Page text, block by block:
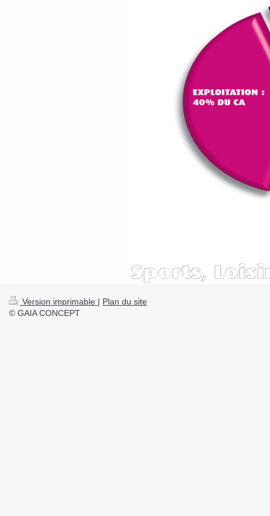
Version imprimable | Plan du site
© GAIA CONCEPT